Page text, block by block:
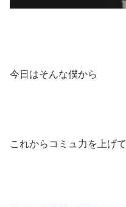
今日はそんな僕から
これからコミュ力を上げて